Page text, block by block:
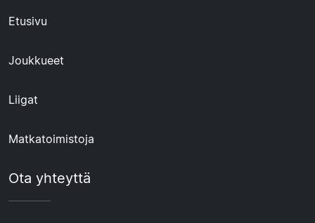
Etusivu
Joukkueet
Liigat
Matkatoimistoja
Ota yhteyttä